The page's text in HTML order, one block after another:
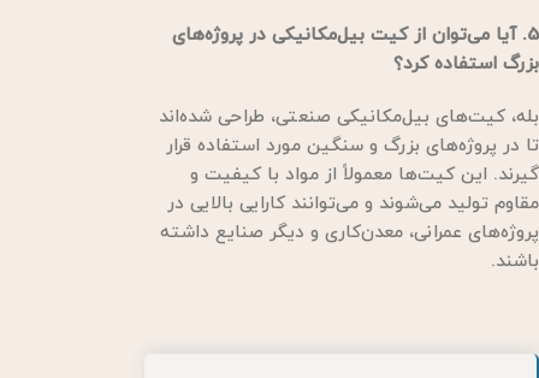
5. آیا می‌توان از کیت بیل‌مکانیکی در پروژه‌های
بزرگ استفاده کرد؟
بله، کیت‌های بیل‌مکانیکی صنعتی، طراحی شده‌اند
تا در پروژه‌های بزرگ و سنگین مورد استفاده قرار
گیرند. این کیت‌ها معمولاً از مواد با کیفیت و
مقاوم تولید می‌شوند و می‌توانند کارایی بالایی در
پروژه‌های عمرانی، معدن‌کاری و دیگر صنایع داشته
باشند.